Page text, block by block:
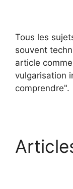
Tous les
souvent
article
vulgarisation
comprendre".